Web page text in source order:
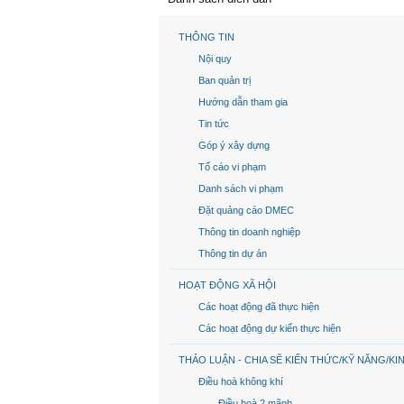
THÔNG TIN
Nội quy
Ban quản trị
Hướng dẫn tham gia
Tin tức
Góp ý xây dựng
Tố cáo vi phạm
Danh sách vi phạm
Đặt quảng cáo DMEC
Thông tin doanh nghiệp
Thông tin dự án
HOẠT ĐỘNG XÃ HỘI
Các hoạt động đã thực hiện
Các hoạt động dự kiến thực hiện
THẢO LUẬN - CHIA SẼ KIẾN THỨC/KỸ NĂNG/
Điều hoà không khí